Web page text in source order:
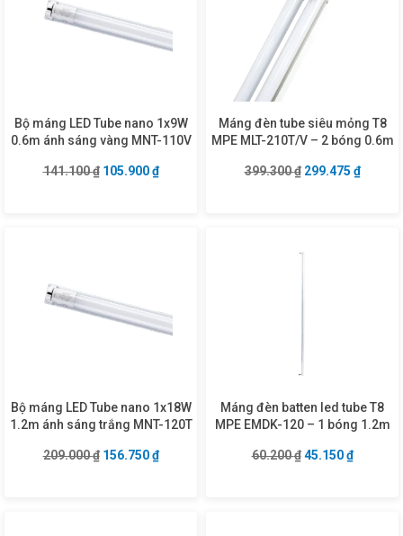
Bộ máng LED Tube nano 1x9W
0.6m ánh sáng vàng MNT-110V
141.100₫ Giá gốc là: 141.100 ₫.
105.900₫Giá hiện tại là: 105.900 ₫.
Máng đèn tube siêu mỏng T8
MPE MLT-210T/V – 2 bóng 0.6m
399.300₫ Giá gốc là:
299.475 ₫Giá
Bộ máng LED Tube nano 1x18W
1.2m ánh sáng trắng MNT-120T
209.000₫ Giá gốc là: 209.000 ₫.
156.750₫Giá hiện tại là: 156.750 ₫.
Máng đèn batten led tube T8
MPE EMDK-120 – 1 bóng 1.2m
60.200₫ Giá gốc là:
45.150₫Giá hiện